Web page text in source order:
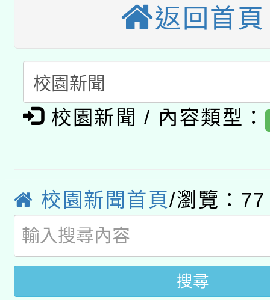
用水績優單位及節水達
動」
桃園市孔廟祈福系列
開 智慧啟航」
2026年桃園地景藝術
「2026桃園藝術巡演
關事宜
轉知教育部國民及學前
國立臺灣師範大學辦理
函轉國家教育研究院中
原住民族教育政策研討
轉知教育部國民及學前
師專業成長研習實施計
方素養工作坊新北場」
族語言臺北學習中心
「族語學習班」招生簡
轉知有關國立成功大學
文教學共融平台-教案
件」活動簡章
返回首頁
校園新聞 / 內容類型：
校園新聞首頁/瀏覽：77
搜尋